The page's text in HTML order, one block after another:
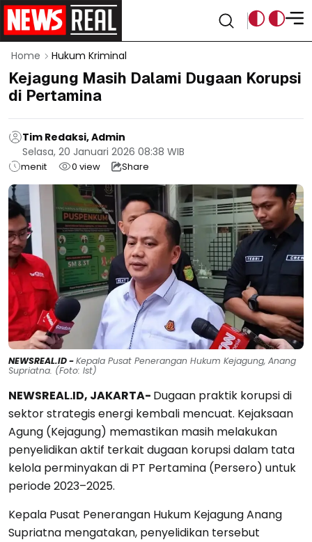
Home Hukum Kriminal
Kejagung Masih Dalami Dugaan Korupsi
di Pertamina
Tim Redaksi, Admin
Selasa, 20 Januari 2026 08:38 WIB
menit 0 view Share
NEWSREAL.ID -Kepala Pusat Penerangan Hukum Kejagung, Anang
Supriatna. (Foto: Ist)
NEWSREAL.ID, JAKARTA- Dugaan praktik korupsi di
sektor strategis energi kembali mencuat. Kejaksaan
Agung (Kejagung) memastikan masih melakukan
penyelidikan aktif terkait dugaan korupsi dalam tata
kelola perminyakan di PT Pertamina (Persero) untuk
periode 2023–2025.
Kepala Pusat Penerangan Hukum Kejagung Anang
Supriatna mengatakan, penyelidikan tersebut